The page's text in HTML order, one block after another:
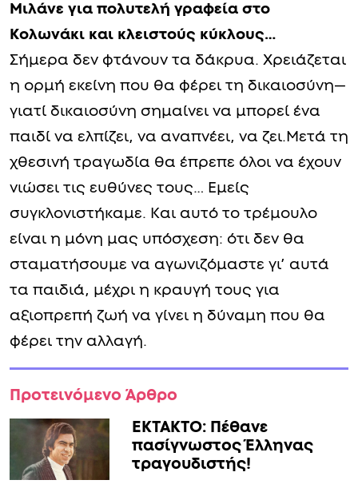
Μιλάνε για πολυτελή γραφεία στο
Κολωνάκι και κλειστούς κύκλους…
Σήμερα δεν φτάνουν τα δάκρυα. Χρειάζεται
η ορμή εκείνη που θα φέρει τη δικαιοσύνη—
γιατί δικαιοσύνη σημαίνει να μπορεί ένα
παιδί να ελπίζει, να αναπνέει, να ζει.Μετά τη
χθεσινή τραγωδία θα έπρεπε όλοι να έχουν
νιώσει τις ευθύνες τους… Εμείς
συγκλονιστήκαμε. Και αυτό το τρέμουλο
είναι η μόνη μας υπόσχεση: ότι δεν θα
σταματήσουμε να αγωνιζόμαστε γι’ αυτά
τα παιδιά, μέχρι η κραυγή τους για
αξιοπρεπή ζωή να γίνει η δύναμη που θα
φέρει την αλλαγή.
Προτεινόμενο Άρθρο
ΕΚΤΑΚΤΟ: Πέθανε
πασίγνωστος Έλληνας
τραγουδιστής!